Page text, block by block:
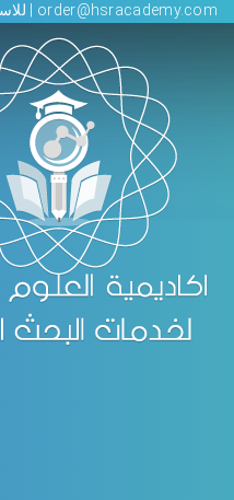
order@hsracademy.com | للاستفسارات